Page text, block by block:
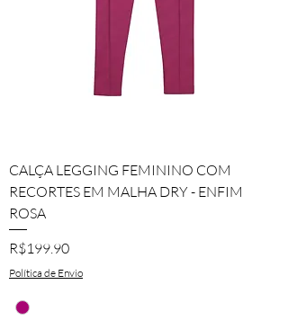
CALÇA LEGGING FEMININO COM
RECORTES EM MALHA DRY - ENFIM
ROSA
Price
R$199.90
Política de Envio